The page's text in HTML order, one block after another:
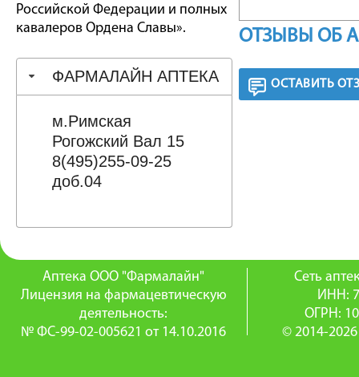
Российской Федерации и полных
кавалеров Ордена Славы».
ФАРМАЛАЙН АПТЕКА
м.Римская
Рогожский Вал 15
8(495)255-09-25
доб.04
ОТЗЫВЫ ОБ
ОСТАВИТЬ
Аптека ООО "Фармалайн"
Лицензия на фармацевтическую
деятельность:
№ ФС-99-02-005621 от 14.10.2016
Сеть
ИНН:
ОГРН:
© 2014-